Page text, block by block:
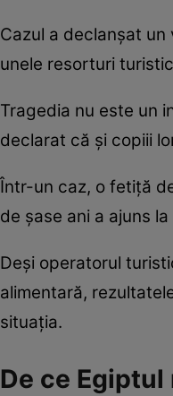
Cazul a declanșat
unele resorturi
Tragedia nu este un
declarat că și copiii
Într-un caz, o fetiță
de șase ani a ajuns
Deși operatorul
alimentară,
situația.
De ce